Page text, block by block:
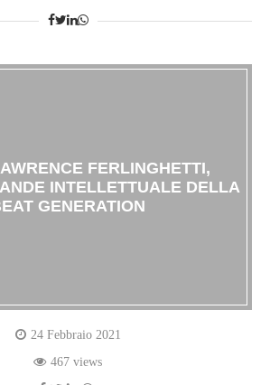
FERLINGHETTI,
INTELLETTUALE DELLA
GENERATION
24 Febbraio 2021
467 views